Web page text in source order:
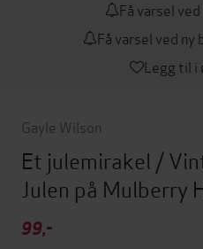
Få varsel
Få varsel ved
Legg til i
Gayle Wilson
Et julemirakel /
Julen på Mulberry
99,-